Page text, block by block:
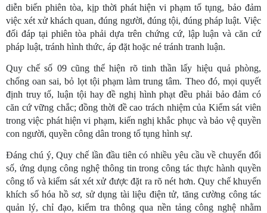
diễn biến phiên tòa, kịp thời phát hiện vi phạm tố tụng, bảo đảm
việc xét xử khách quan, đúng người, đúng tội, đúng pháp luật. Việc
đối đáp tại phiên tòa phải dựa trên chứng cứ, lập luận và căn cứ
pháp luật, tránh hình thức, áp đặt hoặc né tránh tranh luận.
Quy chế số 09 cũng thể hiện rõ tinh thần lấy hiệu quả phòng,
chống oan sai, bỏ lọt tội phạm làm trung tâm. Theo đó, mọi quyết
định truy tố, luận tội hay đề nghị hình phạt đều phải bảo đảm có
căn cứ vững chắc; đồng thời đề cao trách nhiệm của Kiểm sát viên
trong việc phát hiện vi phạm, kiến nghị khắc phục và bảo vệ quyền
con người, quyền công dân trong tố tụng hình sự.
Đáng chú ý, Quy chế lần đầu tiên có nhiều yêu cầu về chuyển đổi
số, ứng dụng công nghệ thông tin trong công tác thực hành quyền
công tố và kiểm sát xét xử được đặt ra rõ nét hơn. Quy chế khuyến
khích số hóa hồ sơ, sử dụng tài liệu điện tử, tăng cường công tác
quản lý, chỉ đạo, kiểm tra thông qua nền tảng công nghệ nhằm